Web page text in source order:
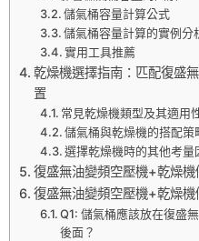
儲氣桶容量計算公式
儲氣桶容量計算的實例分
實用工具推薦
乾燥機選擇指南：匹配復盛
置
常見乾燥機類型及其適用
儲氣桶與乾燥機的搭配策
選擇乾燥機時的其他考量
復盛無油變頻空壓機+乾燥
復盛無油變頻空壓機+乾燥
Q1: 儲氣桶應該放在復盛
後面？